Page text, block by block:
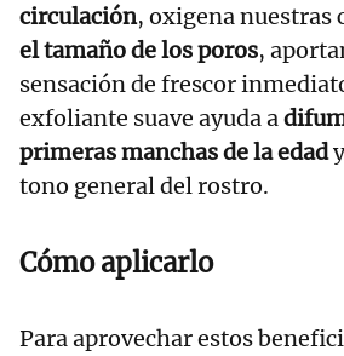
circulación, oxigena nuestras
el tamaño de los poros,
sensación de frescor
exfoliante suave ayuda a
primeras manchas de la edad
tono general del rostro.
Cómo aplicarlo
Para aprovechar estos